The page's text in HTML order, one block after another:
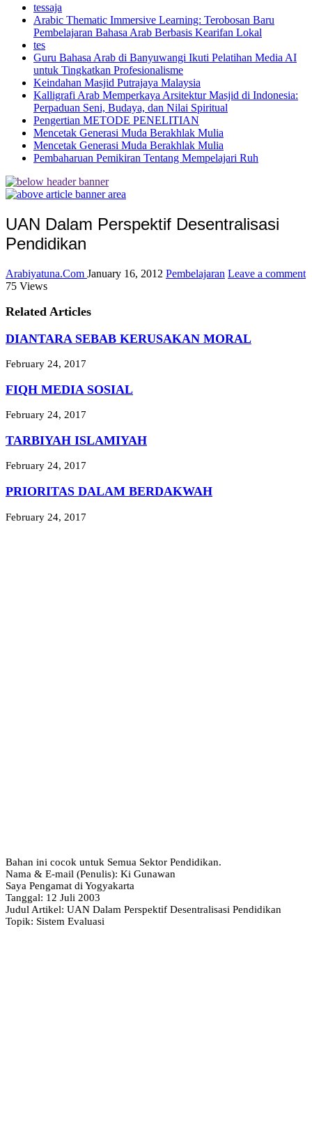
tessaja
Arabic Thematic Immersive Learning: Terobosan Baru
Pembelajaran Bahasa Arab Berbasis Kearifan Lokal
tes
Guru Bahasa Arab di Banyuwangi Ikuti Pelatihan Media AI
untuk Tingkatkan Profesionalisme
Keindahan Masjid Putrajaya Malaysia
Kalligrafi Arab Memperkaya Arsitektur Masjid di Indonesia:
Perpaduan Seni, Budaya, dan Nilai Spiritual
Pengertian METODE PENELITIAN
Mencetak Generasi Muda Berakhlak Mulia
Mencetak Generasi Muda Berakhlak Mulia
Pembaharuan Pemikiran Tentang Mempelajari Ruh
UAN Dalam Perspektif Desentralisasi
Pendidikan
Arabiyatuna.Com January 16, 2012 Pembelajaran Leave a comment
75 Views
Related Articles
DIANTARA SEBAB KERUSAKAN MORAL
February 24, 2017
FIQH MEDIA SOSIAL
February 24, 2017
TARBIYAH ISLAMIYAH
February 24, 2017
PRIORITAS DALAM BERDAKWAH
February 24, 2017
Bahan ini cocok untuk Semua Sektor Pendidikan.
Nama & E-mail (Penulis): Ki Gunawan
Saya Pengamat di Yogyakarta
Tanggal: 12 Juli 2003
Judul Artikel: UAN Dalam Perspektif Desentralisasi Pendidikan
Topik: Sistem Evaluasi